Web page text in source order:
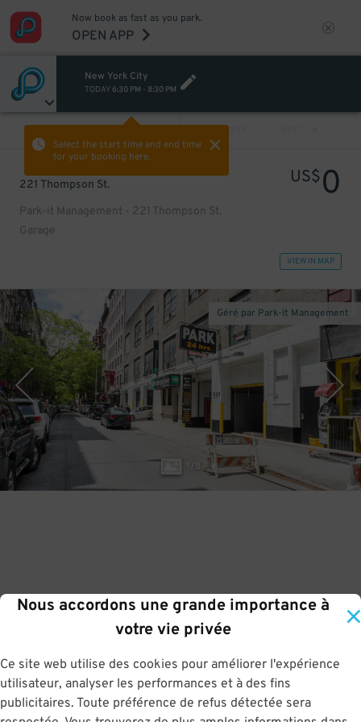
Nous accordons une grande importance à
votre vie privée
Ce site web utilise des cookies pour améliorer l'expérience
utilisateur, analyser les performances et à des fins
publicitaires. Toute préférence de refus détectée sera
Now book as fast as you park.
OPEN APP
New York City
TODAY 6:30 PM - 8:30 PM
Select the start time and end time
for your booking here.
PREV
221 Thompson St.
Park-it Management - 221 Thompson St.
Garage
US$0
VIEW IN MAP
8
Géré par Park-it Management